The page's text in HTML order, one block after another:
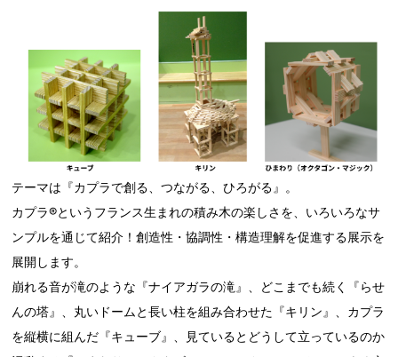
テーマは『カプラで創る、つながる、ひろがる』。
カプラ®というフランス生まれの積み木の楽しさを、いろいろなサ
ンプルを通じて紹介！創造性・協調性・構造理解を促進する展示を
展開します。
崩れる音が滝のような『ナイアガラの滝』、どこまでも続く『らせ
んの塔』、丸いドームと長い柱を組み合わせた『キリン』、カプラ
を縦横に組んだ『キューブ』、見ているとどうして立っているのか